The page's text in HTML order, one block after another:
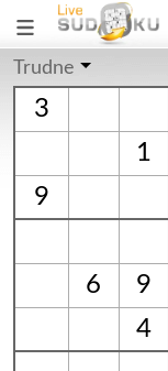
Trudne
3
1
9
6
9
4